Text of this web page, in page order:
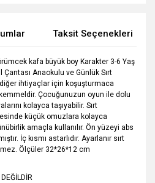
Taksit Seçenekleri
kafa büyük boy Karakter 3-6 Yaş
Çantası Anaokulu ve Günlük Sırt
ihtiyaçlar için koşuşturmaca
Çocuğunuzun oyun ile dolu
kolayca taşıyabilir. Sırt
küçük omuzlara kolayca
amaçla kullanılır. Ön yüzeyi abs
İç kısmı astarlıdır. Ayarlanır sırt
Ölçüler 32*26*12 cm